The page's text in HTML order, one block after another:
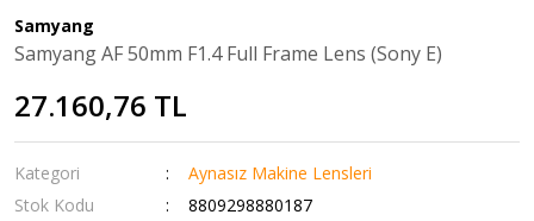
Samyang
Samyang AF 50mm F1.4 Full Frame Lens (Sony E)
27.160,76 TL
Kategori
Aynasız Makine Lensleri
Stok Kodu
8809298880187